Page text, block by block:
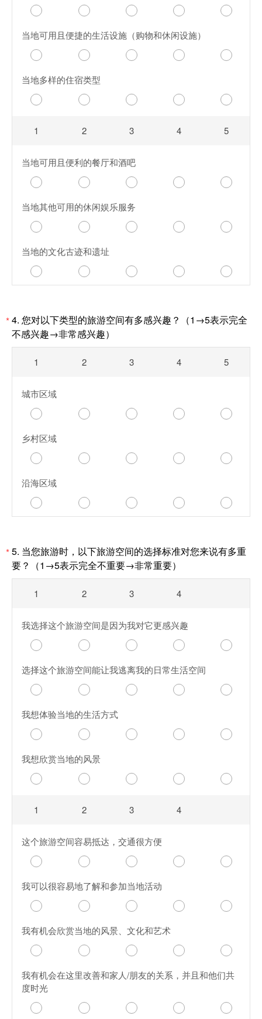
当地可用且便捷的生活设施（购物和休闲设施）
当地多样的住宿类型
1 2 3 4 5
当地可用且便利的餐厅和酒吧
当地其他可用的休闲娱乐服务
当地的文化古迹和遗址
*4. 您对以下类型的旅游空间有多感兴趣？ （1 →5表示完全
不感兴趣→非常感兴趣）
1 2 3 4 5
城市区域
乡村区域
沿海区域
*5. 当您旅游时，以下旅游空间的选择标准对您来说有多重
要？
（1 →5表示完全不重要→非常重要）
1 2 3 4
我选择这个旅游空间是因为我对它更感兴趣
选择这个旅游空间能让我逃离我的日常生活空间
我想体验当地的生活方式
我想欣赏当地的风景
1 2 3 4
这个旅游空间容易抵达，交通很方便
我可以很容易地了解和参加当地活动
我有机会欣赏当地的风景、文化和艺术
我有机会在这里改善和家人/朋友的关系，并且和他们共
度时光